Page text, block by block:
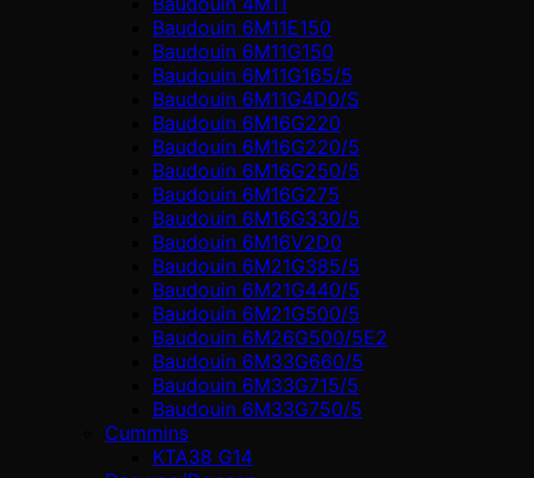
Baudouin 6M11E150
Baudouin 6M11G150
Baudouin 6M11G165/5
Baudouin 6M11G4D0/S
Baudouin 6M16G220
Baudouin 6M16G220/5
Baudouin 6M16G250/5
Baudouin 6M16G275
Baudouin 6M16G330/5
Baudouin 6M16V2D0
Baudouin 6M21G385/5
Baudouin 6M21G440/5
Baudouin 6M21G500/5
Baudouin 6M26G500/5E2
Baudouin 6M33G660/5
Baudouin 6M33G715/5
Baudouin 6M33G750/5
Cummins
KTA38 G14